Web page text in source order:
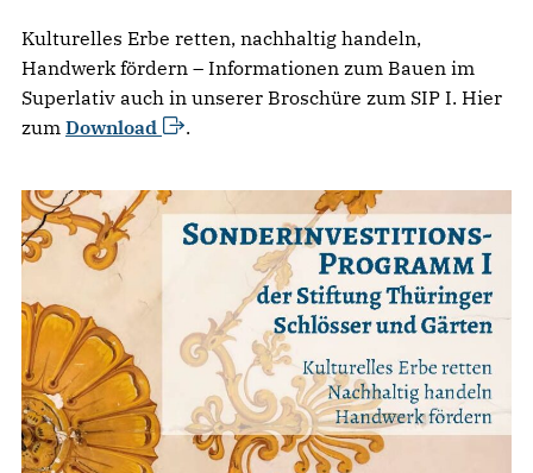
Kulturelles Erbe retten, nachhaltig handeln,
Handwerk fördern – Informationen zum Bauen im
Superlativ auch in unserer Broschüre zum SIP I. Hier
zum Download .